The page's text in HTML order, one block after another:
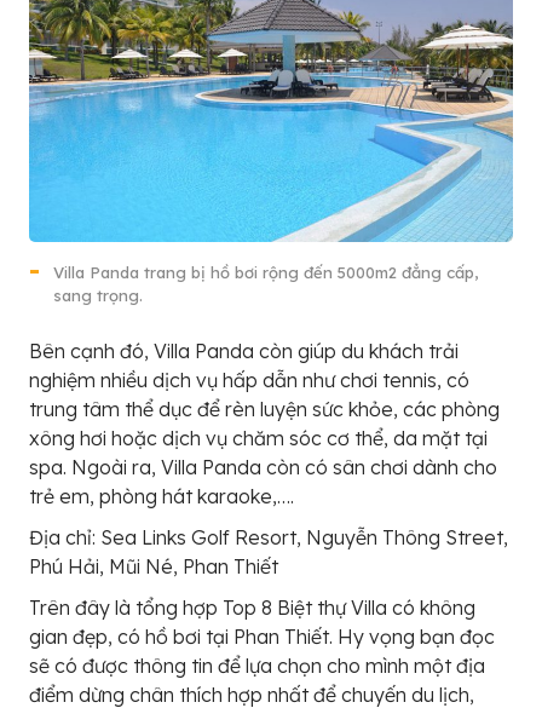
Villa Panda trang bị hồ bơi rộng đến 5000m2 đẳng cấp,
sang trọng.
Bên cạnh đó, Villa Panda còn giúp du khách trải
nghiệm nhiều dịch vụ hấp dẫn như chơi tennis, có
trung tâm thể dục để rèn luyện sức khỏe, các phòng
xông hơi hoặc dịch vụ chăm sóc cơ thể, da mặt tại
spa. Ngoài ra, Villa Panda còn có sân chơi dành cho
trẻ em, phòng hát karaoke,….
Địa chỉ: Sea Links Golf Resort, Nguyễn Thông Street,
Phú Hải, Mũi Né, Phan Thiết
Trên đây là tổng hợp Top 8 Biệt thự Villa có không
gian đẹp, có hồ bơi tại Phan Thiết. Hy vọng bạn đọc
sẽ có được thông tin để lựa chọn cho mình một địa
điểm dừng chân thích hợp nhất để chuyến du lịch,